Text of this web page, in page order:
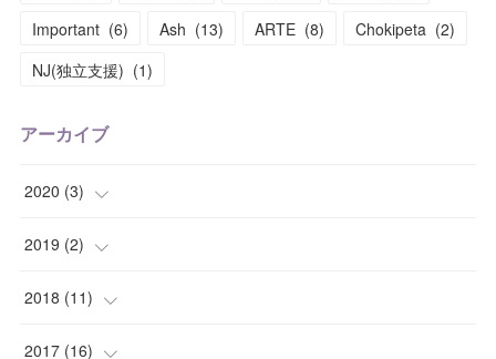
Important (6) Ash (13) ARTE (8) Chokipeta (2)
NJ(独立支援) (1)
アーカイブ
2020 (3)
(1
( 1)
(1)
2019 (2)
( 1)
(1)
2018 (11)
(2)
2017 (16)